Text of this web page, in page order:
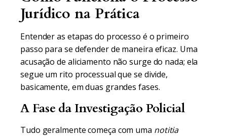
Jurídico na Prática
Entender as etapas do processo é o primeiro
passo para se defender de maneira eficaz. Uma
acusação de aliciamento não surge do nada; ela
segue um rito processual que se divide,
basicamente, em duas grandes fases.
A Fase da Investigação Policial
Tudo geralmente começa com uma notitia